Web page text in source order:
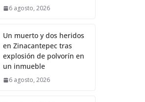
6 agosto, 2026
Un muerto y dos heridos
en Zinacantepec tras
explosión de polvorín en
un inmueble
6 agosto, 2026